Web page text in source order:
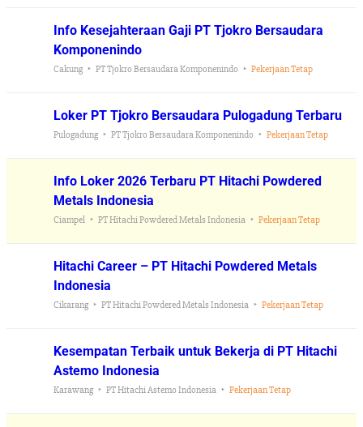
Info Kesejahteraan Gaji PT Tjokro Bersaudara
Komponenindo
Cakung PT Tjokro Bersaudara Komponenindo Pekerjaan Tetap
Loker PT Tjokro Bersaudara Pulogadung Terbaru
Pulogadung PT Tjokro Bersaudara Komponenindo Pekerjaan Tetap
Info Loker 2026 Terbaru PT Hitachi Powdered
Metals Indonesia
Ciampel PT Hitachi Powdered Metals Indonesia Pekerjaan Tetap
Hitachi Career – PT Hitachi Powdered Metals
Indonesia
Cikarang PT Hitachi Powdered Metals Indonesia Pekerjaan Tetap
Kesempatan Terbaik untuk Bekerja di PT Hitachi
Astemo Indonesia
Karawang PT Hitachi Astemo Indonesia Pekerjaan Tetap